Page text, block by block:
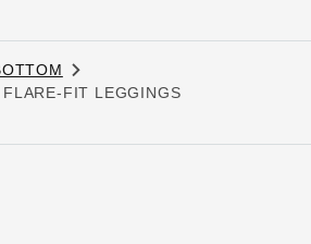
FIT LEGGINGS